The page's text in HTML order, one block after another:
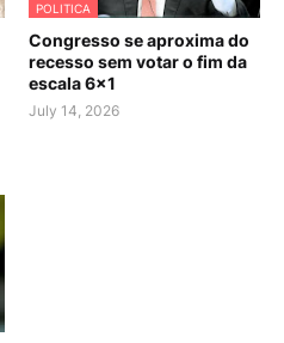
POLITICA
Congresso se aproxima do
recesso sem votar o fim da
escala 6×1
July 14, 2026